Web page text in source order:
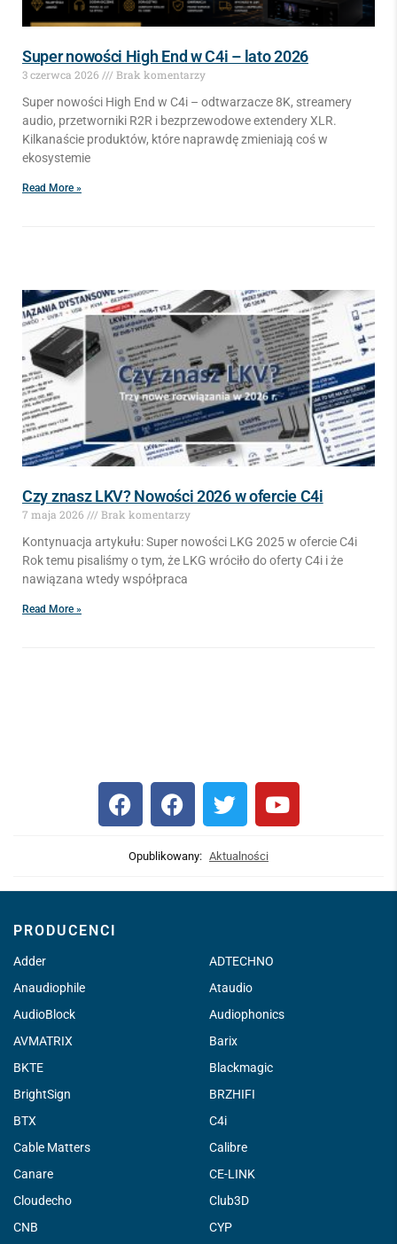
Super nowości High End w C4i – lato 2026
3 czerwca 2026
Brak komentarzy
Super nowości High End w C4i – odtwarzacze 8K, streamery
audio, przetworniki R2R i bezprzewodowe extendery XLR.
Kilkanaście produktów, które naprawdę zmieniają coś w
ekosystemie
Read More »
Czy znasz LKV? Nowości 2026 w ofercie C4i
7 maja 2026
Brak komentarzy
Kontynuacja artykułu: Super nowości LKG 2025 w ofercie C4i
Rok temu pisaliśmy o tym, że LKG wróciło do oferty C4i i że
nawiązana wtedy współpraca
Read More »
Opublikowany: Aktualności
PRODUCENCI
Adder
ADTECHNO
Anaudiophile
Ataudio
AudioBlock
Audiophonics
AVMATRIX
Barix
BKTE
Blackmagic
BrightSign
BRZHIFI
BTX
C4i
Cable Matters
Calibre
Canare
CE-LINK
Cloudecho
Club3D
CNB
CYP